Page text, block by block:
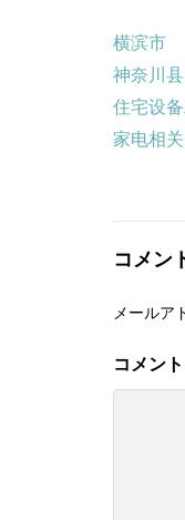
横滨市
神奈川县
住宅设
家电相关
コメン
メールア
コメント